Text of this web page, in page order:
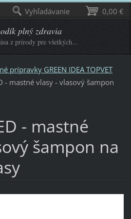
plný zdravia
z prírody pre všetkých...
prípravky GREEN IDEA TOPVET
- mastné vlasy - vlasový šampon
- mastné
šampon na
0,00 €
Vyhľadávanie